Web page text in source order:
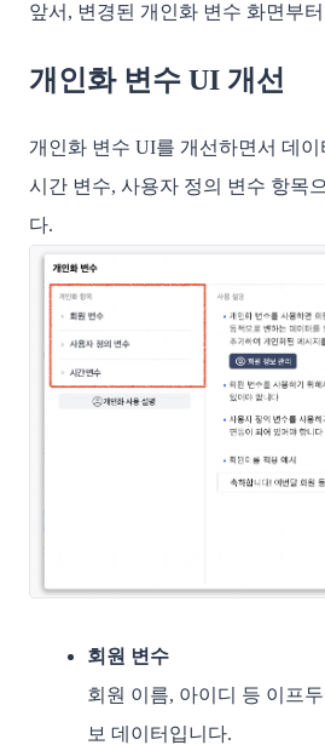
앞서, 변경된 개인화 변수 화면부
개인화 변수 UI 개선
개인화 변수 UI를 개선하면서 데
시간 변수, 사용자 정의 변수 항목
다.
회원 변수
회원 이름, 아이디 등 이프
보 데이터입니다.